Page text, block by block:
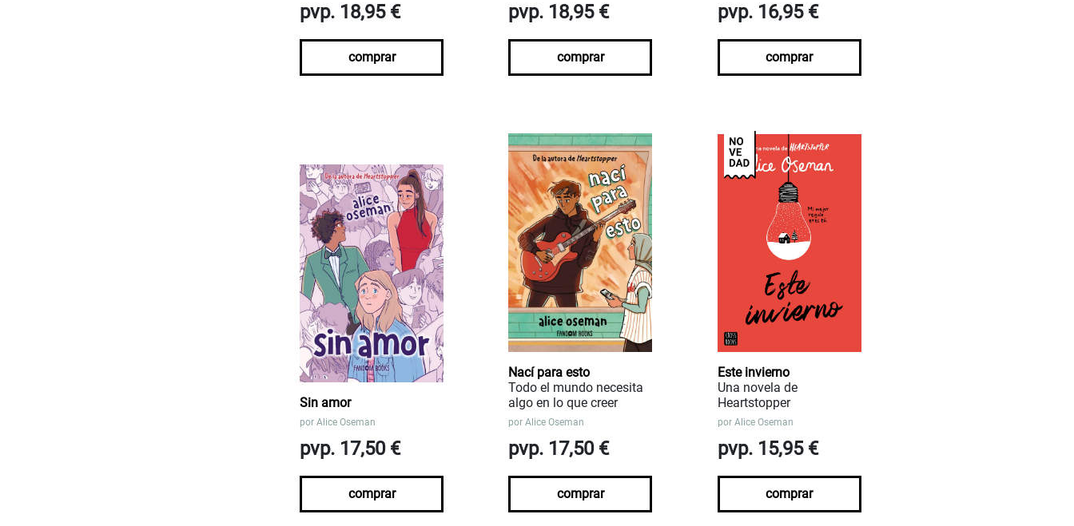
pvp. 18,95 €
comprar
pvp. 18,95 €
comprar
pvp. 16,95 €
comprar
Sin amor
por Alice Oseman
pvp. 17,50 €
comprar
Nací para esto
Todo el mundo necesita
algo en lo que creer
porAlice Oseman
pvp. 17,50 €
comprar
Este invierno
Una novela de
Heartstopper
por Alice Oseman
pvp. 15,95 €
comprar